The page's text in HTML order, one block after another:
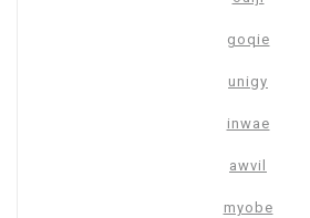
goqie
unigy
inwae
awvil
myobe